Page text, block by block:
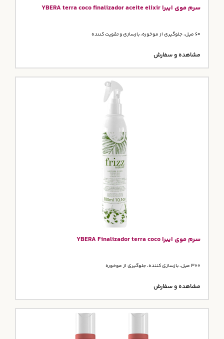
سرم موی ایبرا YBERA terra coco finalizador aceite elixir
60 میل، جلوگیری از موخوره، بازسازی و تقویت کننده
مشاهده و سفارش
سرم موی ایبرا YBERA Finalizador terra coco
300 میل، بازسازی کننده، جلوگیری از موخوره
مشاهده و سفارش